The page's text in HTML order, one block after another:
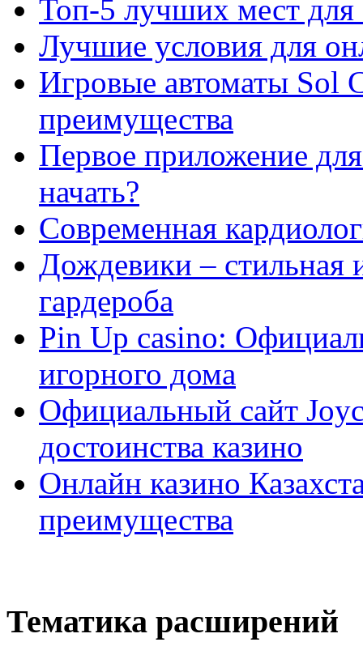
Топ-5 лучших мест для
Лучшие условия для
Игровые автоматы Sol
преимущества
Первое приложение
начать?
Современная
Дождевики – стильная
гардероба
Pin Up casino:
игорного дома
Официальный сайт
достоинства казино
Онлайн казино
преимущества
Тематика расширений